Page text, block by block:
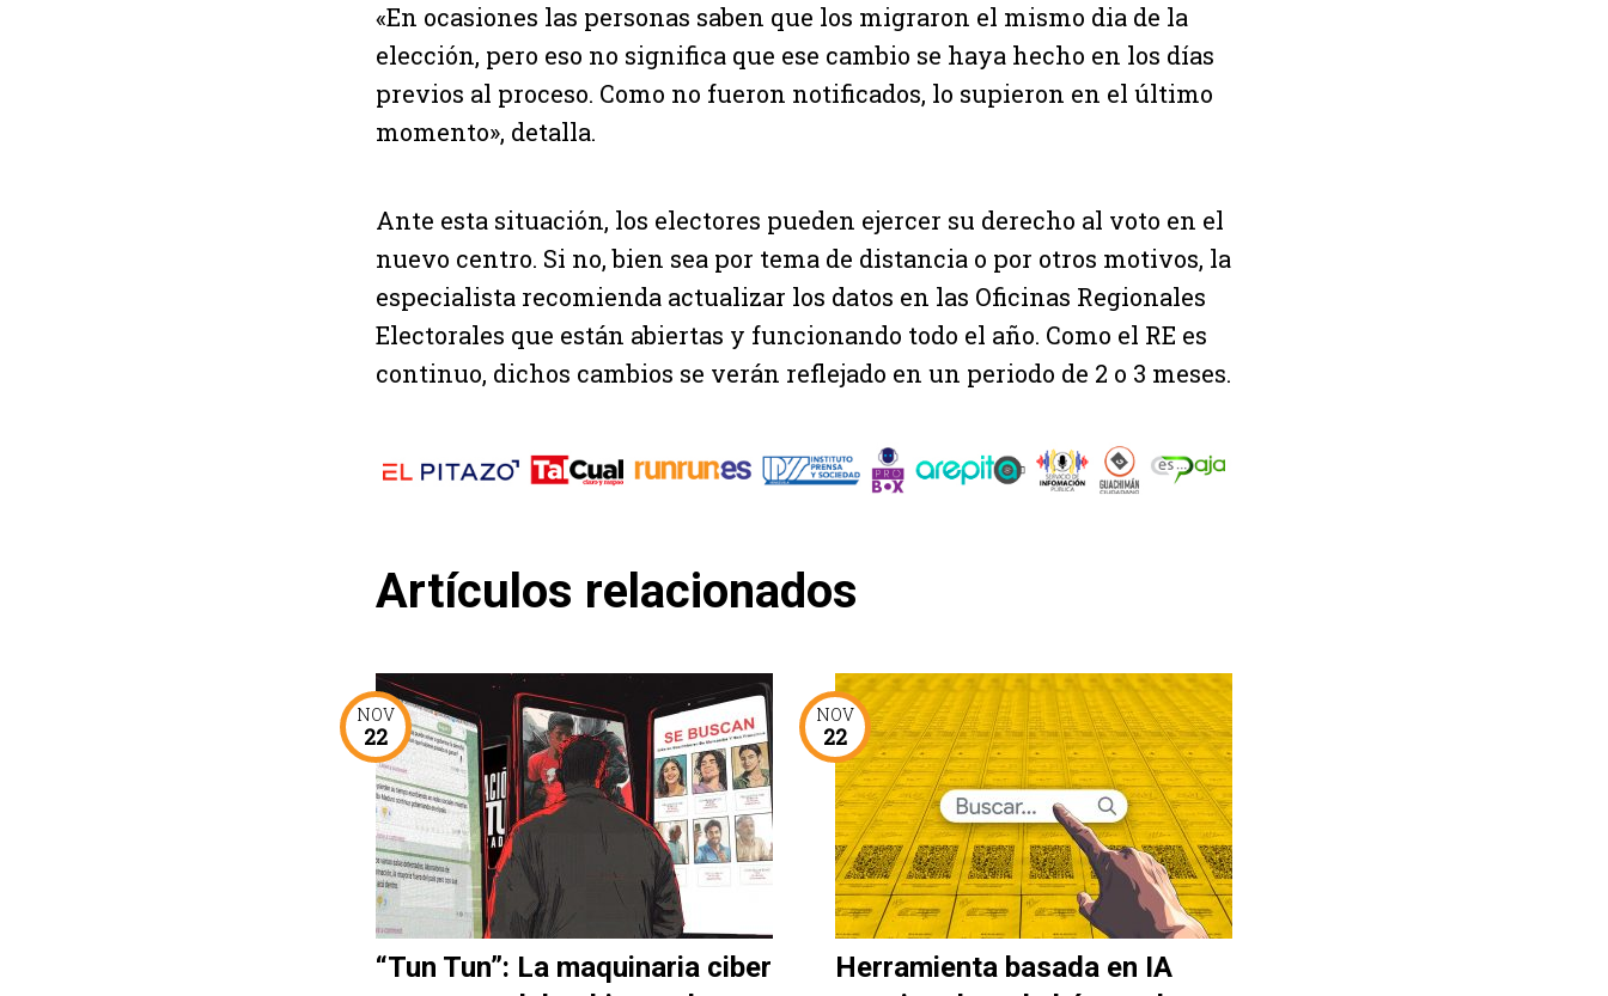
«En ocasiones las personas saben que los migraron el mismo dia de la
elección, pero eso no significa que ese cambio se haya hecho en los días
previos al proceso. Como no fueron notificados, lo supieron en el último
momento», detalla.
Ante esta situación, los electores pueden ejercer su derecho al voto en el
nuevo centro. Si no, bien sea por tema de distancia o por otros motivos, la
especialista recomienda actualizar los datos en las Oficinas Regionales
Electorales que están abiertas y funcionando todo el año. Como el RE es
continuo, dichos cambios se verán reflejado en un periodo de 2 o 3 meses.
Artículos relacionados
NOV
22
“Tun Tun”: La maquinaria ciber
NOV
22
Herramienta basada en IA